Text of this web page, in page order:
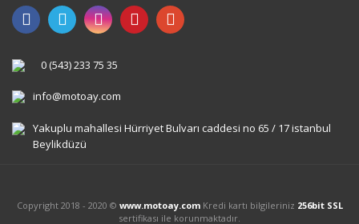
0 (543) 233 75 35
info@motoay.com
Yakuplu mahallesi Hürriyet Bulvarı caddesi no 65 / 17 istanbul
Beylikdüzü
Copyright 2018 - 2020 © www.motoay.comKredi kartı bilgileriniz 256bit SSL
sertifikası ile korunmaktadır.